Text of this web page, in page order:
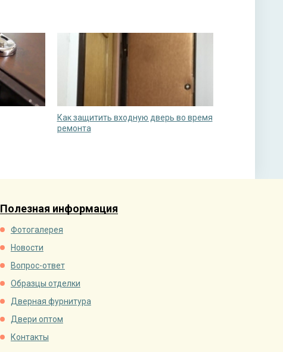
Как защитить входную дверь во время
ремонта
Полезная информация
Фотогалерея
Новости
Вопрос-ответ
Образцы отделки
Дверная фурнитура
Двери оптом
Контакты